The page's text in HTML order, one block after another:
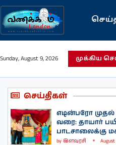
Sunday, August 9, 2026 முக்கிய
செய்திகள்
எடின்பரோ முதல்
வரை: தாயார்
பாடசாலைக்கு
by இளவரசி